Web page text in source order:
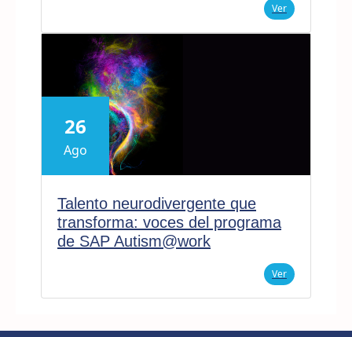
Ver
26
Ago
Talento neurodivergente que
transforma: voces del programa
de SAP Autism@work
Ver